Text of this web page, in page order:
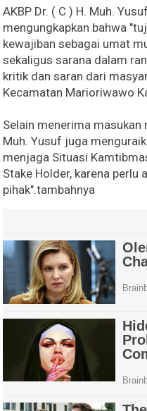
AKBP Dr. ( C ) H. Muh.
mengungkapkan bahwa
kewajiban sebagai umat
sekaligus sarana dalam
kritik dan saran dari
Kecamatan Marioriwawo
Selain menerima masukan
Muh. Yusuf juga
menjaga Situasi
Stake Holder, karena perlu
pihak".tambahnya